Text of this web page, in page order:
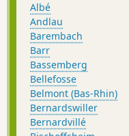
Albé
Andlau
Barembach
Barr
Bassemberg
Bellefosse
Belmont (Bas-Rhin)
Bernardswiller
Bernardvillé